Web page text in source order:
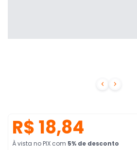
 
R$ 18,84
À vista no PIX com 5% de desconto